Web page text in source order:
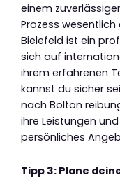
einem
Prozess
Bielefeld ist ein
sich auf
ihrem erfahrenen
kannst du sicher
nach Bolton
ihre Leistungen
persönliches
Tipp 3: Plane